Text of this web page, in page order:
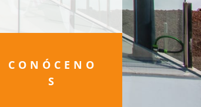
CONÓCENO
S